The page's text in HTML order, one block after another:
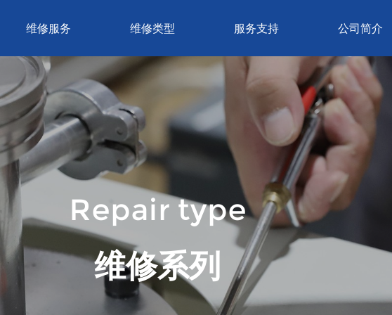
维修服务 维修类型 服务支持 公司简介
Repair type
维修系列